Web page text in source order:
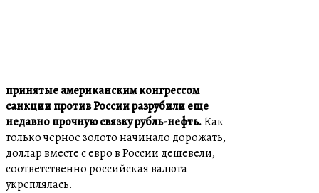
принятые американским конгрессом
санкции против России разрубили еще
недавно прочную связку рубль-нефть.Как
только черное золото начинало дорожать,
доллар вместе с евро в России дешевели,
соответственно российская валюта
укреплялась.